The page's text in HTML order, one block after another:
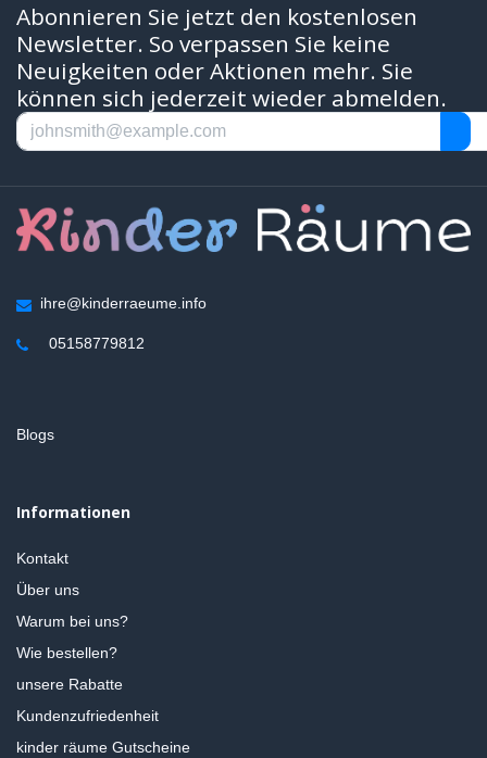
Abonnieren Sie jetzt den kostenlosen
Newsletter. So verpassen Sie keine
Neuigkeiten oder Aktionen mehr. Sie
können sich jederzeit wieder abmelden.
ihre@kinderraeume.info
05158779812
Blogs
Informationen
Kontakt
Über uns
Warum bei uns?
Wie bestellen?
unsere Rabatte
Kundenzufriedenheit
kinder räume Gutscheine